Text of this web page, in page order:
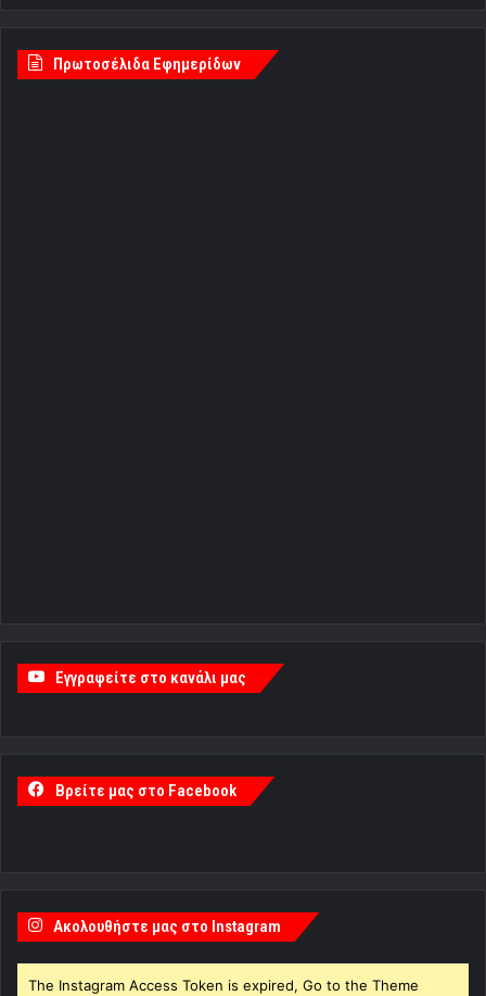
Πρωτοσέλιδα Εφημερίδων
Εγγραφείτε στο κανάλι μας
Βρείτε μας στο Facebook
Ακολουθήστε μας στο Instagram
The Instagram Access Token is expired, Go to the Theme